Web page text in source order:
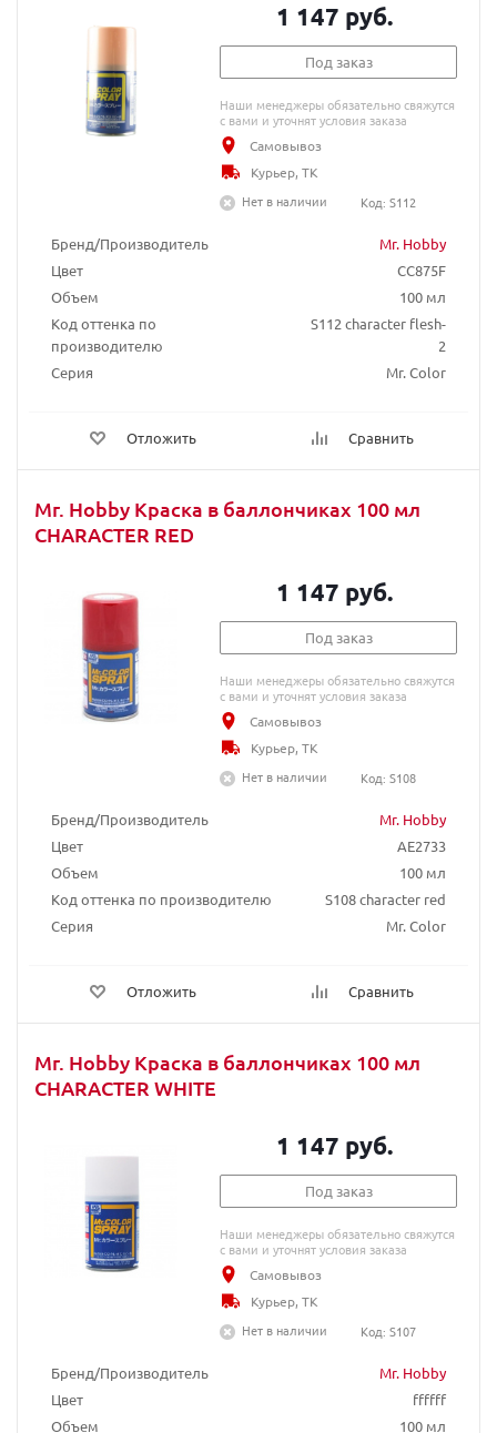
Бренд/Производитель
Mr. Hobby
Цвет
CC875F
Объем
100 мл
Код оттенка по
производителю
S112 character flesh-
2
Серия
Mr. Color
Отложить Сравнить
1 147 руб.
Под заказ
Наши менеджеры обязательно свяжутся
с вами и уточнят условия заказа
Самовывоз
Курьер, ТК
Нет в наличии
Код: S112
Mr. Hobby Краска в баллончиках 100 мл
CHARACTER RED
Бренд/Производитель
Mr. Hobby
Цвет
AE2733
Объем
100 мл
Код оттенка по производителю
S108 character red
Серия
Mr. Color
Отложить Сравнить
1 147 руб.
Под заказ
Наши менеджеры обязательно свяжутся
с вами и уточнят условия заказа
Самовывоз
Курьер, ТК
Нет в наличии
Код: S108
Mr. Hobby Краска в баллончиках 100 мл
CHARACTER WHITE
Бренд/Производитель
Mr. Hobby
Цвет
ffffff
Объем
100 мл
1 147 руб.
Под заказ
Наши менеджеры обязательно свяжутся
с вами и уточнят условия заказа
Самовывоз
Курьер, ТК
Нет в наличии
Код: S107